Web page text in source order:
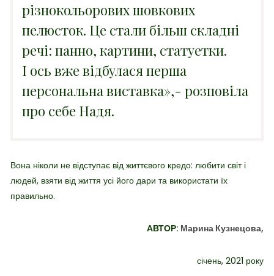
різнокольорових шовкових
пелюсток. Це стали більш складні
речі: панно, картини, статуетки.
І ось вже відбулася перша
персональна виставка»,- розповіла
про себе Надя.
Вона ніколи не відступає від життєвого кредо: любити світ і
людей, взяти від життя усі його дари та використати їх
правильно.
АВТОР: Марина Кузнецова,
січень, 2021 року